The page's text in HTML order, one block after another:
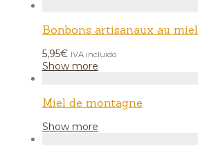
Bonbons artisanaux au miel
5,95€ IVA incluido
Show more
Miel de montagne
Show more